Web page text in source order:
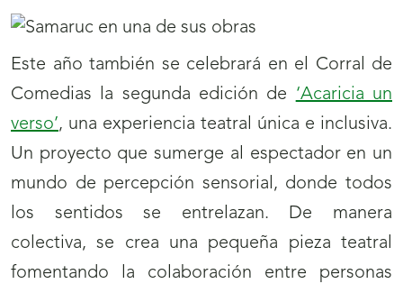
Este año también se celebrará en el Corral de
Comedias la segunda edición de ‘Acaricia un
verso’, una experiencia teatral única e inclusiva.
Un proyecto que sumerge al espectador en un
mundo de percepción sensorial, donde todos
los sentidos se entrelazan. De manera
colectiva, se crea una pequeña pieza teatral
fomentando la colaboración entre personas